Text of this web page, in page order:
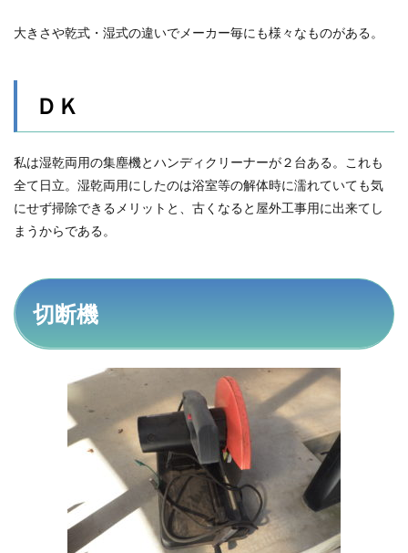
大きさや乾式・湿式の違いでメーカー毎にも様々なものがある。
ＤＫ
私は湿乾両用の集塵機とハンディクリーナーが２台ある。これも
全て日立。湿乾両用にしたのは浴室等の解体時に濡れていても気
にせず掃除できるメリットと、古くなると屋外工事用に出来てし
まうからである。
切断機